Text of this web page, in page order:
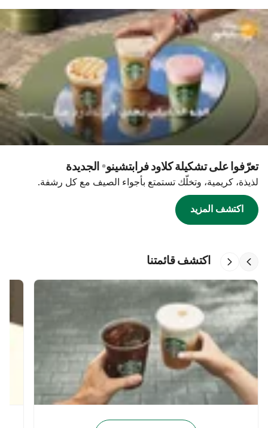
تعرّفوا على تشكيلة كلاود فرابتشينو® الجديدة
لذيذة، كريمية، وتخلّك تستمتع بأجواء الصيف مع كل رشفة.
اكتشف المزيد
اكتشف قائمتنا